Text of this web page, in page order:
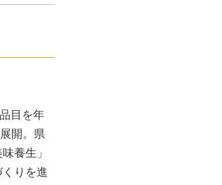
目を年
開。県
養生」
りを進